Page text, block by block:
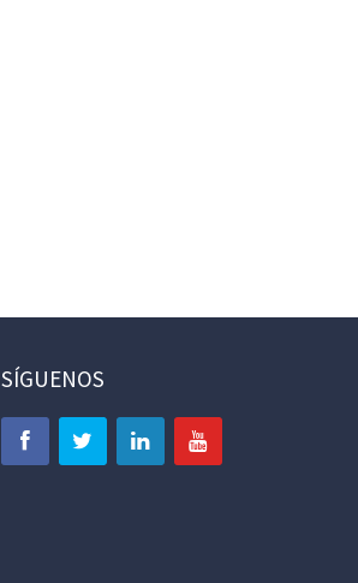
SÍGUENOS